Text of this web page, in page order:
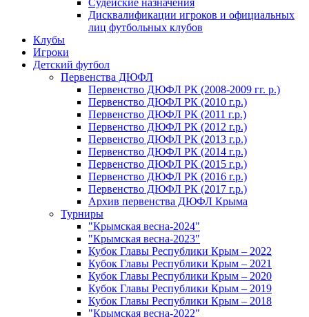
Судейские назначения
Дисквалификации игроков и официальных
лиц футбольных клубов
Клубы
Игроки
Детский футбол
Первенства ДЮФЛ
Первенство ДЮФЛ РК (2008-2009 гг. р.)
Первенство ДЮФЛ РК (2010 г.р.)
Первенство ДЮФЛ РК (2011 г.р.)
Первенство ДЮФЛ РК (2012 г.р.)
Первенство ДЮФЛ РК (2013 г.р.)
Первенство ДЮФЛ РК (2014 г.р.)
Первенство ДЮФЛ РК (2015 г.р.)
Первенство ДЮФЛ РК (2016 г.р.)
Первенство ДЮФЛ РК (2017 г.р.)
Архив первенства ДЮФЛ Крыма
Турниры
"Крымская весна-2024"
"Крымская весна-2023"
Кубок Главы Республики Крым – 2022
Кубок Главы Республики Крым – 2021
Кубок Главы Республики Крым – 2020
Кубок Главы Республики Крым – 2019
Кубок Главы Республики Крым – 2018
"Крымская весна-2022"